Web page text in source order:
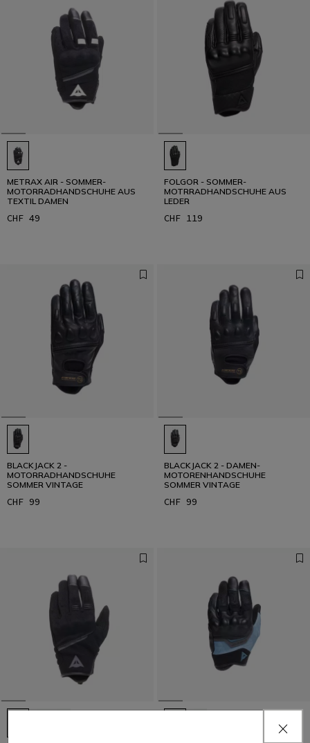
METRAX AIR - SOMMER-
MOTORRADHANDSCHUHE AUS
TEXTIL DAMEN
CHF 49
FOLGOR - SOMMER-
MOTRRADHANDSCHUHE AUS
LEDER
CHF 119
BLACKJACK 2 -
MOTORRADHANDSCHUHE
SOMMER VINTAGE
CHF 99
BLACKJACK 2 - DAMEN-
MOTORENHANDSCHUHE
SOMMER VINTAGE
CHF 99